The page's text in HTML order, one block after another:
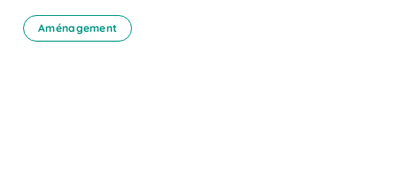
Aménagement